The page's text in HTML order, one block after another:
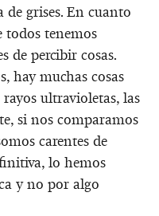
de grises. En cuanto
todos tenemos
de percibir cosas.
hay muchas cosas
ultravioletas, las
si nos comparamos
carentes de
lo hemos
y no por algo